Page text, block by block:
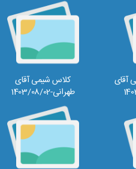
آقای
کلاس شیمی آقای
طهرانی-1403/08/02